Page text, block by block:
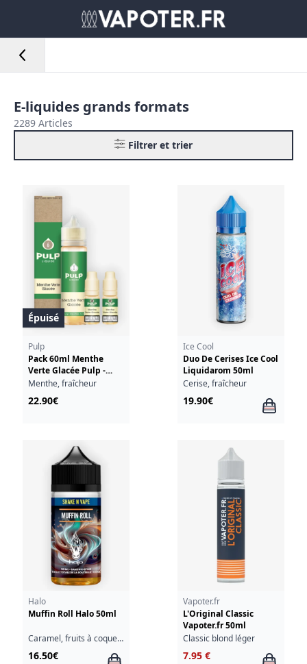
E-liquides grands formats
2289 Articles
Filtrer et trier
Épuisé
Pulp
Pack 60ml Menthe
Verte Glacée Pulp -
06mg
Menthe, fraîcheur
22.90€
Ice Cool
Duo De Cerises Ice Cool
Liquidarom 50ml
Cerise, fraîcheur
19.90€
Halo
Muffin Roll Halo 50ml
Caramel, fruits à coque, vanille, cannelle, muffin
16.50€
Vapoter.fr
L'Original Classic
Vapoter.fr 50ml
Classic blond léger
7.95 €